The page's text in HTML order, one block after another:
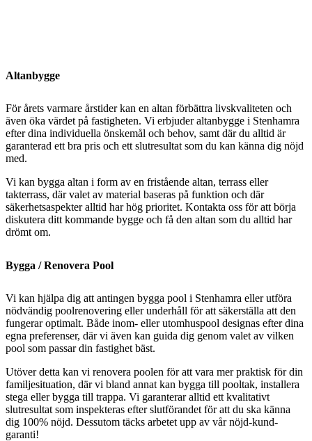
Altanbygge
För årets varmare årstider kan en altan förbättra livskvaliteten och
även öka värdet på fastigheten. Vi erbjuder altanbygge i Stenhamra
efter dina individuella önskemål och behov, samt där du alltid är
garanterad ett bra pris och ett slutresultat som du kan känna dig nöjd
med.
Vi kan bygga altan i form av en fristående altan, terrass eller
takterrass, där valet av material baseras på funktion och där
säkerhetsaspekter alltid har hög prioritet. Kontakta oss för att börja
diskutera ditt kommande bygge och få den altan som du alltid har
drömt om.
Bygga / Renovera Pool
Vi kan hjälpa dig att antingen bygga pool i Stenhamra eller utföra
nödvändig poolrenovering eller underhåll för att säkerställa att den
fungerar optimalt. Både inom- eller utomhuspool designas efter dina
egna preferenser, där vi även kan guida dig genom valet av vilken
pool som passar din fastighet bäst.
Utöver detta kan vi renovera poolen för att vara mer praktisk för din
familjesituation, där vi bland annat kan bygga till pooltak, installera
stega eller bygga till trappa. Vi garanterar alltid ett kvalitativt
slutresultat som inspekteras efter slutförandet för att du ska känna
dig 100% nöjd. Dessutom täcks arbetet upp av vår nöjd-kund-
garanti!